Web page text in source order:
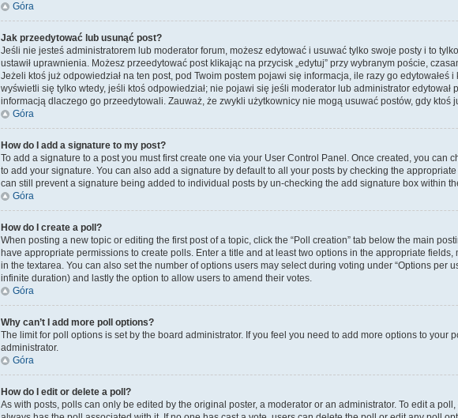
Góra
Jak przeedytować lub usunąć post?
Jeśli nie jesteś administratorem lub moderator forum, możesz edytować i usuwać tylko swoje posty i to
ustawił uprawnienia. Możesz przeedytować post klikając na przycisk „edytuj” przy wybranym poście,
Jeżeli ktoś już odpowiedział na ten post, pod Twoim postem pojawi się informacja, ile razy go edytowałeś
wyświetli się tylko wtedy, jeśli ktoś odpowiedział; nie pojawi się jeśli moderator lub administrator edytował
informacją dlaczego go przeedytowali. Zauważ, że zwykli użytkownicy nie mogą usuwać postów, gdy ktoś
Góra
How do I add a signature to my post?
To add a signature to a post you must first create one via your User Control Panel. Once created, you can
to add your signature. You can also add a signature by default to all your posts by checking the
can still prevent a signature being added to individual posts by un-checking the add signature box within
Góra
How do I create a poll?
When posting a new topic or editing the first post of a topic, click the “Poll creation” tab below the main
have appropriate permissions to create polls. Enter a title and at least two options in the appropriate
in the textarea. You can also set the number of options users may select during voting under “Options per
infinite duration) and lastly the option to allow users to amend their votes.
Góra
Why can’t I add more poll options?
The limit for poll options is set by the board administrator. If you feel you need to add more options to your
administrator.
Góra
How do I edit or delete a poll?
As with posts, polls can only be edited by the original poster, a moderator or an administrator. To edit a